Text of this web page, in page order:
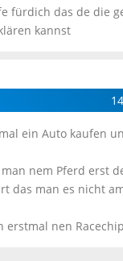
fürdich das de die
kannst
ein Auto kaufen
nem Pferd erst
das man es nicht
erstmal nen